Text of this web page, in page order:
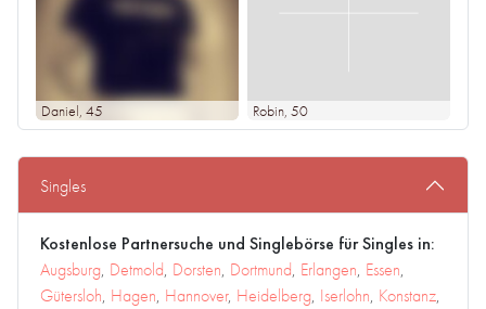
Daniel, 45 Robin, 50
Singles
Kostenlose Partnersuche und Singlebörse für Singles in:
Augsburg, Detmold, Dorsten, Dortmund, Erlangen, Essen,
Gütersloh, Hagen, Hannover, Heidelberg, Iserlohn, Konstanz,